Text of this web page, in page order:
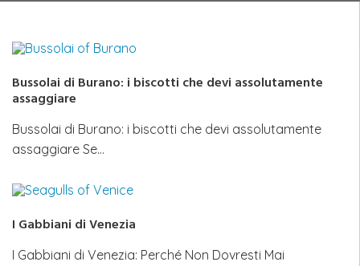
Bussolai di Burano: i biscotti che devi assolutamente
assaggiare
Bussolai di Burano: i biscotti che devi assolutamente
assaggiare Se…
I Gabbiani di Venezia
I Gabbiani di Venezia: Perché Non Dovresti Mai